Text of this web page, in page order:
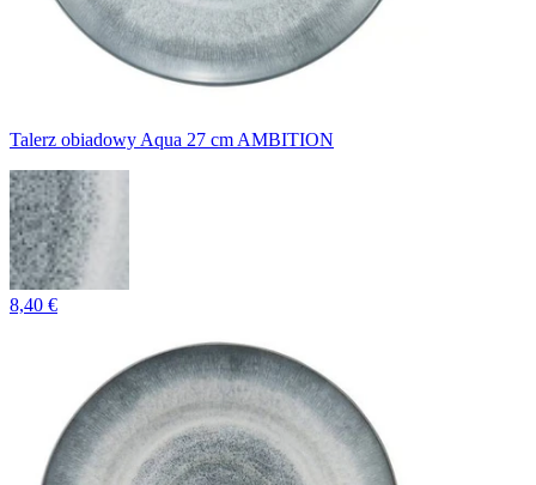
Talerz obiadowy Aqua 27 cm AMBITION
8,40 €